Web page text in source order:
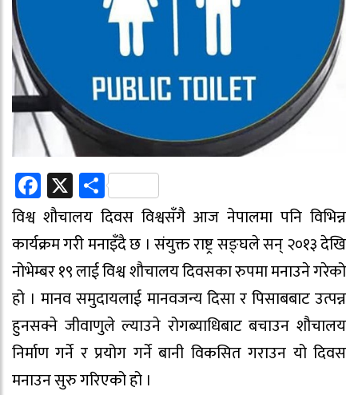
Facebook
X Share
विश्व शौचालय दिवस विश्वसँगै आज नेपालमा पनि विभिन्न
कार्यक्रम गरी मनाइँदै छ । संयुक्त राष्ट्र सङ्घले सन् २०१३ देखि
नोभेम्बर १९ लाई विश्व शौचालय दिवसका रुपमा मनाउने गरेको
हो । मानव समुदायलाई मानवजन्य दिसा र पिसाबबाट उत्पन्न
हुनसक्ने जीवाणुले ल्याउने रोगब्याधिबाट बचाउन शौचालय
निर्माण गर्ने र प्रयोग गर्ने बानी विकसित गराउन यो दिवस
मनाउन सुरु गरिएको हो ।